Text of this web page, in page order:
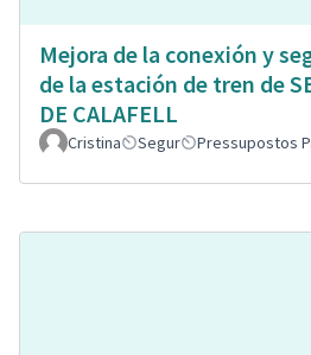
Mejora de la conexión y
de la estación de tren de
DE CALAFELL
Cristina Segur Pressupostos